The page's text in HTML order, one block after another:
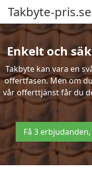
Takbyte-pris.se
Enkelt och
Takbyte kan vara en
offertfasen. Men om
vår offerttjänst får du
Få 3